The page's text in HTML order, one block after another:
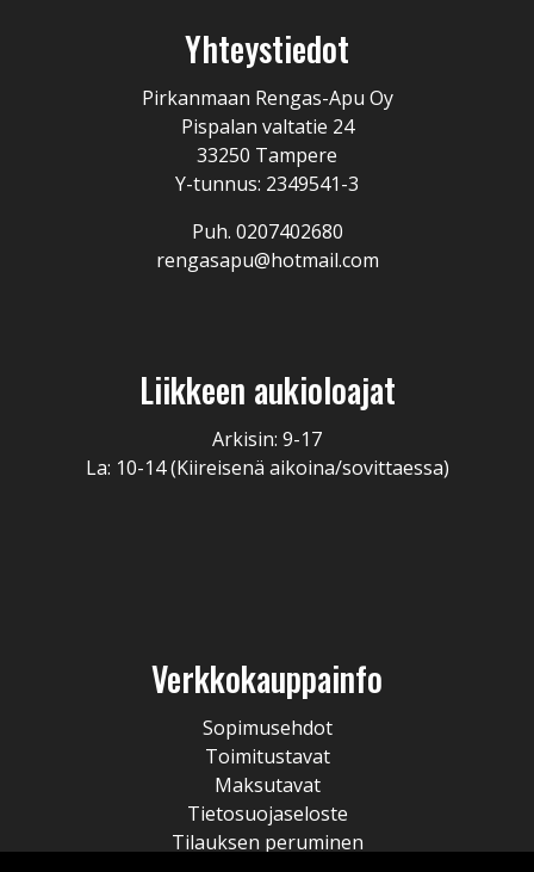
Yhteystiedot
Pirkanmaan Rengas-Apu Oy
Pispalan valtatie 24
33250 Tampere
Y-tunnus: 2349541-3
Puh. 0207402680
rengasapu@hotmail.com
Liikkeen aukioloajat
Arkisin: 9-17
La: 10-14 (Kiireisenä aikoina/sovittaessa)
Verkkokauppainfo
Sopimusehdot
Toimitustavat
Maksutavat
Tietosuojaseloste
Tilauksen peruminen